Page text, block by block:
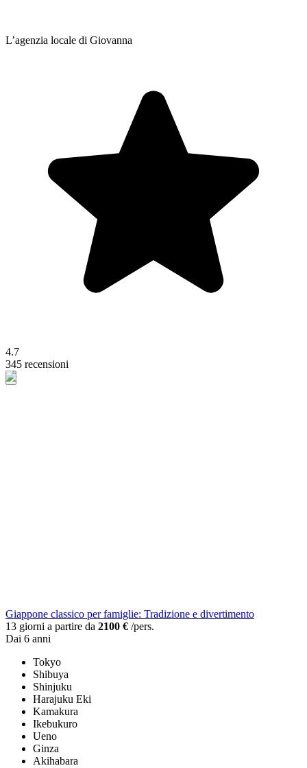
L’agenzia locale di Giovanna
4.7
345 recensioni
Giappone classico per famiglie: Tradizione e divertimento
13 giorni a partire da 2100 € /pers.
Dai 6 anni
Tokyo
Shibuya
Shinjuku
Harajuku Eki
Kamakura
Ikebukuro
Ueno
Ginza
Akihabara